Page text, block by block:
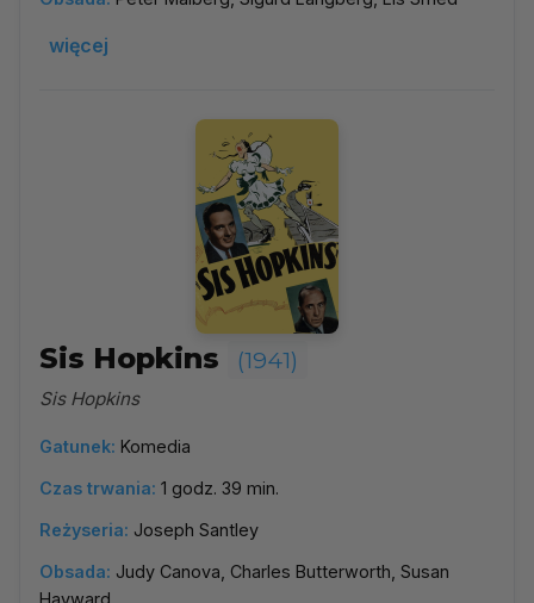
więcej
Sis Hopkins (1941)
Sis Hopkins
Gatunek: Komedia
Czas trwania: 1 godz. 39 min.
Reżyseria: Joseph Santley
Obsada: Judy Canova, Charles Butterworth, Susan
Hayward